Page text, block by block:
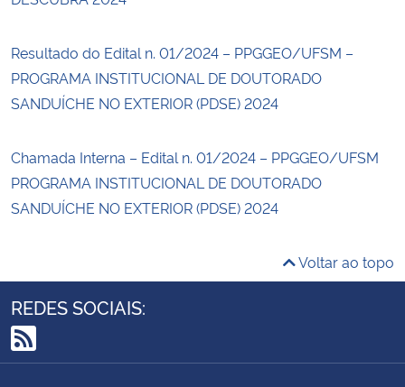
Resultado do Edital n. 01/2024 – PPGGEO/UFSM –
PROGRAMA INSTITUCIONAL DE DOUTORADO
SANDUÍCHE NO EXTERIOR (PDSE) 2024
Chamada Interna – Edital n. 01/2024 – PPGGEO/UFSM
PROGRAMA INSTITUCIONAL DE DOUTORADO
SANDUÍCHE NO EXTERIOR (PDSE) 2024
Voltar ao topo
REDES SOCIAIS:
RSS